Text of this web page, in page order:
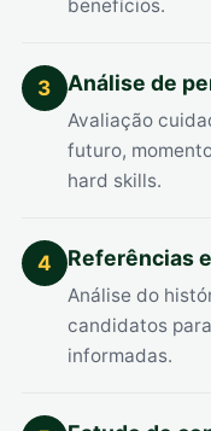
benefícios.
3 Análise de
Avaliação
futuro,
hard skills.
4 Referências
Análise do
candidatos
informadas.